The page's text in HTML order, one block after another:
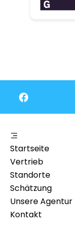
Startseite
Vertrieb
Standorte
Schätzung
Unsere Agentur
Kontakt